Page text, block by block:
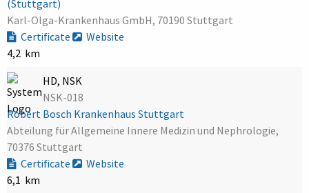
(Stuttgart)
Karl-Olga-Krankenhaus GmbH, 70190 Stuttgart
Certificate
Website
4,2 km
HD, NSK
NSK-018
Robert Bosch Krankenhaus Stuttgart
Abteilung für Allgemeine Innere Medizin und Nephrologie,
70376 Stuttgart
Certificate
Website
6,1 km